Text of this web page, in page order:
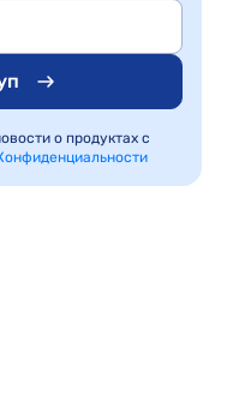
о продуктах с